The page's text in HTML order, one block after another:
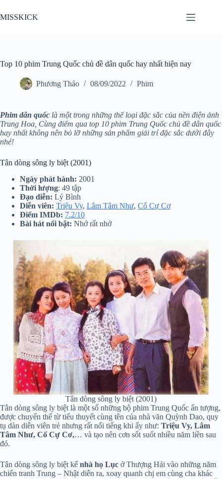
đến
phần
MISSKICK
Top 10 phim Trung Quốc chủ đề dân quốc hay nhất hiện nay
Phương Thảo 08/09/2022 Phim
Phim dân quốc là một trong những thể loại đặc sắc của nền điện ảnh
Trung Hoa, Cùng điểm qua top 10 phim Trung Quốc chủ đề dân quốc
hay nhất không nên bỏ lỡ những sản phẩm giải trí đặc sắc dưới đây
nhé!
Tân dòng sông ly biệt (2001)
Ngày phát hành: 2001
Thời lượng: 49 tập
Đạo diễn: Lý Bình
Diễn viên: Triệu Vy, Lâm Tâm Như, Cổ Cự Cơ
Điểm IMDb: 7.2/10
Bài hát nổi bật: Nhớ rất nhớ
Tân dòng sông ly biệt (2001)
Tân dòng sông ly biệt là một số những bộ phim Trung Quốc ấn tượng,
được chuyển thể từ tiểu thuyết cùng tên của nhà văn Quỳnh Dao, quy
tụ dàn diễn viên trẻ nhưng rất nổi tiếng khi ấy như: Triệu Vy, Lâm
Tâm Như, Cổ Cự Cơ,… và tạo nên cơn sốt suốt nhiều năm liền sau
đó.
Tân dòng sông ly biệt kể nhà họ Lục ở Thượng Hải vào những năm
chiến tranh Trung – Nhật diễn ra, xoay quanh chị em cùng cha khác